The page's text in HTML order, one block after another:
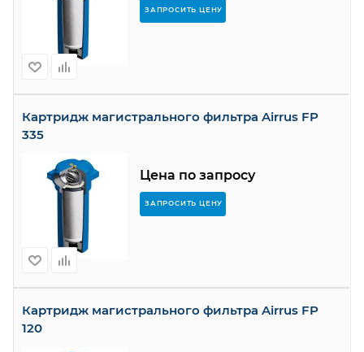
ЗАПРОСИТЬ ЦЕНУ
Картридж магистрального фильтра Airrus FP
335
Цена по запросу
ЗАПРОСИТЬ ЦЕНУ
Картридж магистрального фильтра Airrus FP
120